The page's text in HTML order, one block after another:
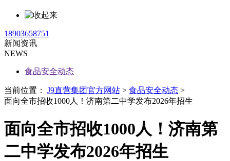
18903658751
新闻资讯
NEWS
食品安全动态
当前位置： J9直营集团官方网站 > 食品安全动态 >
面向全市招收1000人！济南第二中学发布2026年招生
面向全市招收1000人！济南第
二中学发布2026年招生